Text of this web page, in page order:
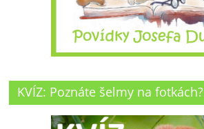
KVÍZ: Poznáte šelmy na fotkách?